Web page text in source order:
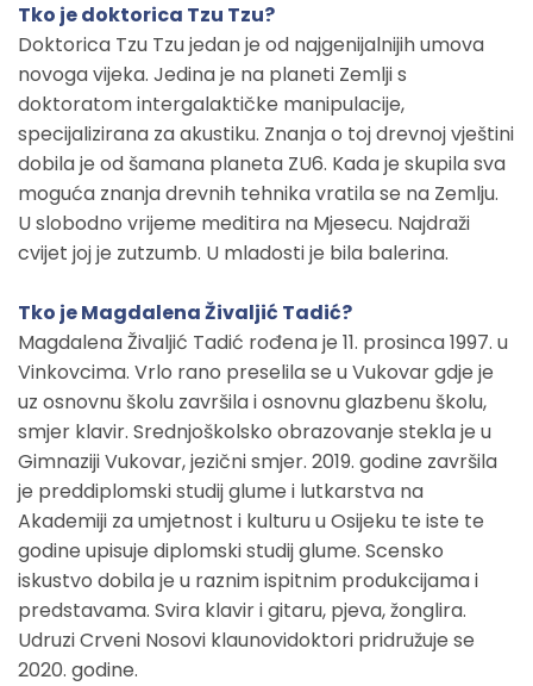
Tko je doktorica Tzu Tzu?
Doktorica Tzu Tzu jedan je od najgenijalnijih umova
novoga vijeka. Jedina je na planeti Zemlji s
doktoratom intergalaktičke manipulacije,
specijalizirana za akustiku. Znanja o toj drevnoj vještini
dobila je od šamana planeta ZU6. Kada je skupila sva
moguća znanja drevnih tehnika vratila se na Zemlju.
U slobodno vrijeme meditira na Mjesecu. Najdraži
cvijet joj je zutzumb. U mladosti je bila balerina.
Tko je Magdalena Živaljić Tadić?
Magdalena Živaljić Tadić rođena je 11. prosinca 1997. u
Vinkovcima. Vrlo rano preselila se u Vukovar gdje je
uz osnovnu školu završila i osnovnu glazbenu školu,
smjer klavir. Srednjoškolsko obrazovanje stekla je u
Gimnaziji Vukovar, jezični smjer. 2019. godine završila
je preddiplomski studij glume i lutkarstva na
Akademiji za umjetnost i kulturu u Osijeku te iste te
godine upisuje diplomski studij glume. Scensko
iskustvo dobila je u raznim ispitnim produkcijama i
predstavama. Svira klavir i gitaru, pjeva, žonglira.
Udruzi Crveni Nosovi klaunovidoktori pridružuje se
2020. godine.